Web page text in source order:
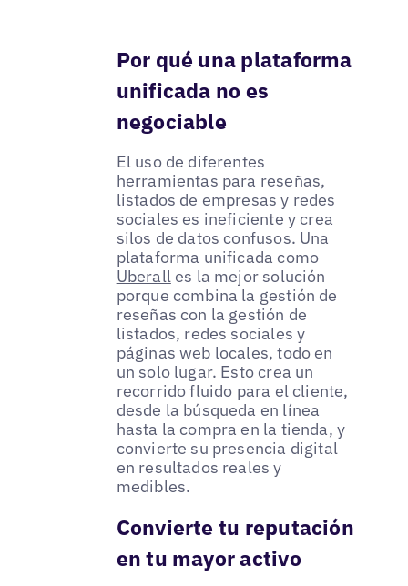
Por qué una plataforma
unificada no es
negociable
El uso de diferentes
herramientas para reseñas,
listados de empresas y redes
sociales es ineficiente y crea
silos de datos confusos. Una
plataforma unificada como
Uberalles la mejor solución
porque combina la gestión de
reseñas con la gestión de
listados, redes sociales y
páginas web locales, todo en
un solo lugar. Esto crea un
recorrido fluido para el cliente,
desde la búsqueda en línea
hasta la compra en la tienda, y
convierte su presencia digital
en resultados reales y
medibles.
Convierte tu reputación
en tu mayor activo